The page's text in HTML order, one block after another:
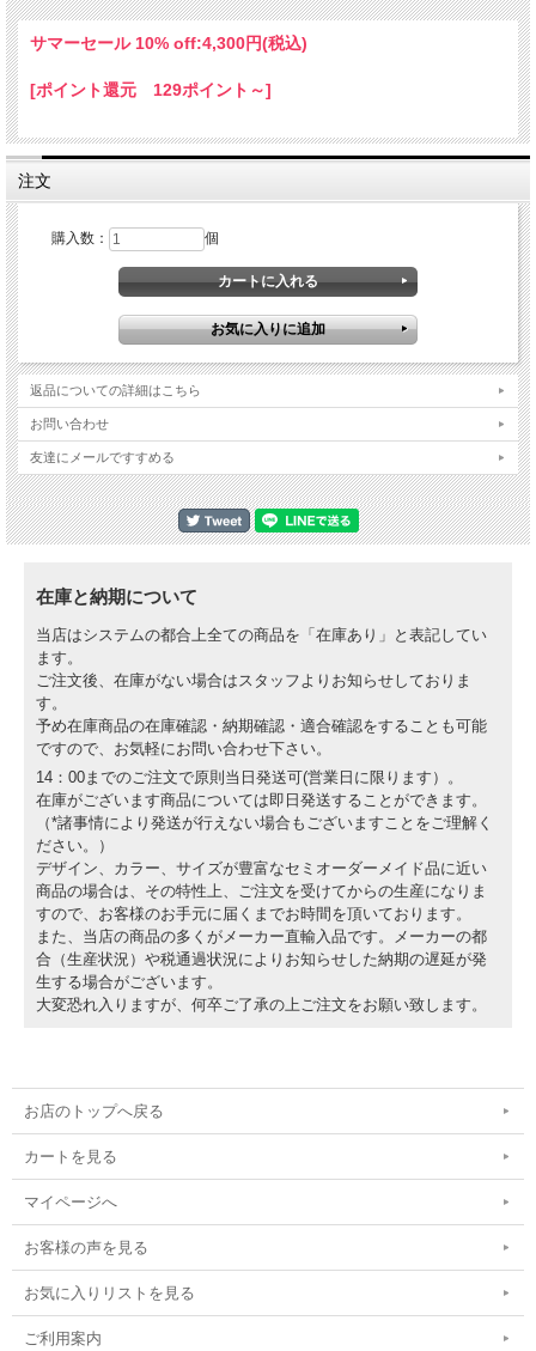
Hinson 黄色のマーク入りのスタンダードキャップ！
ワンサイズです (FlexFit サイズは57cm-61cm)。100% 綿
サマーセール 10% off:4,300円(税込)
[ポイント還元 129ポイント～]
注文
購入数： 個
返品についての詳細はこちら
お問い合わせ
友達にメールですすめる
在庫と納期について
当店はシステムの都合上全ての商品を「在庫あり」と表記してい
ます。
ご注文後、在庫がない場合はスタッフよりお知らせしておりま
す。
予め在庫商品の在庫確認・納期確認・適合確認をすることも可能
ですので、お気軽にお問い合わせ下さい。
14：00までのご注文で原則当日発送可(営業日に限ります）。
在庫がございます商品については即日発送することができます。
（*諸事情により発送が行えない場合もございますことをご理解く
ださい。）
デザイン、カラー、サイズが豊富なセミオーダーメイド品に近い
商品の場合は、その特性上、ご注文を受けてからの生産になりま
すので、お客様のお手元に届くまでお時間を頂いております。
また、当店の商品の多くがメーカー直輸入品です。メーカーの都
合（生産状況）や税通過状況によりお知らせした納期の遅延が発
生する場合がございます。
大変恐れ入りますが、何卒ご了承の上ご注文をお願い致します。
お店のトップへ戻る
カートを見る
マイページへ
お客様の声を見る
お気に入りリストを見る
ご利用案内